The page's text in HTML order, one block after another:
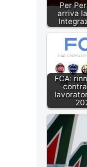
Per
arriva
FCA: